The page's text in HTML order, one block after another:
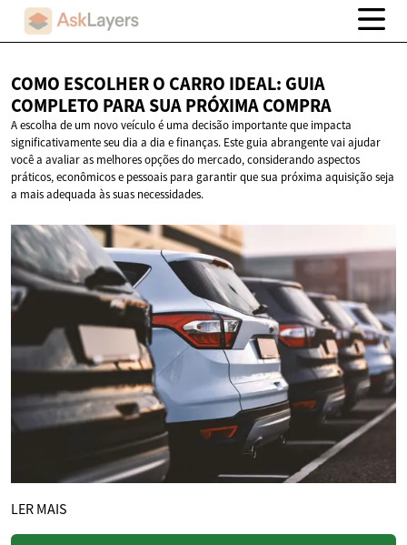
COMO ESCOLHER O CARRO IDEAL: GUIA
COMPLETO PARA SUAPRÓXIMA COMPRA
A escolha de um novo veículo é uma decisão importante que impacta
significativamente seu dia a dia e finanças. Este guia abrangente vai ajudar
você a avaliar as melhores opções do mercado, considerando aspectos
práticos, econômicos e pessoais para garantir que sua próxima aquisição seja
a mais adequada às suas necessidades.
LER MAIS